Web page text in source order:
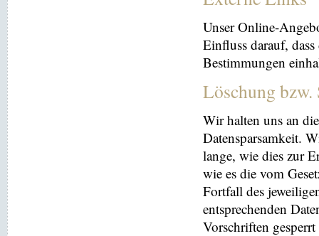
Unser Online-
Einfluss darauf,
Bestimmungen
Löschung
Wir halten uns an
Datensparsamkeit.
lange, wie dies zur
wie es die vom
Fortfall des
entsprechenden
Vorschriften